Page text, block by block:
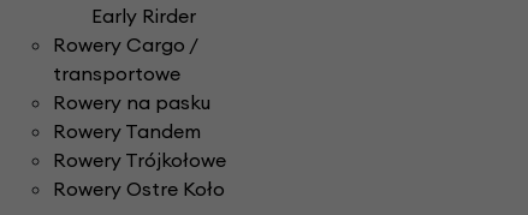
Early Rirder
Rowery Cargo /
transportowe
Rowery na pasku
Rowery Tandem
Rowery Trójkołowe
Rowery Ostre Koło